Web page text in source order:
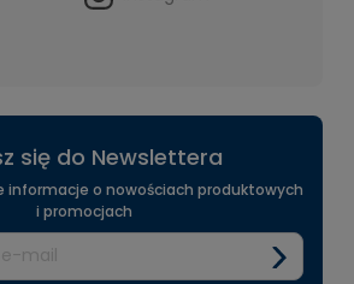
się do Newslettera
informacje o nowościach produktowych
i promocjach